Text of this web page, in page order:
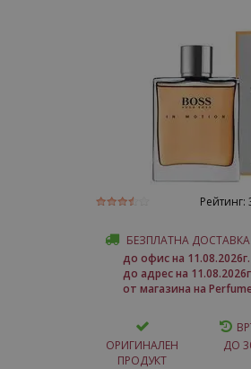
Рейтинг:
БЕЗПЛАТНА
до офис на 11.08.2026г.
до адрес на
от магазина на
ОРИГИНАЛЕН
ПРОДУКТ
ДО